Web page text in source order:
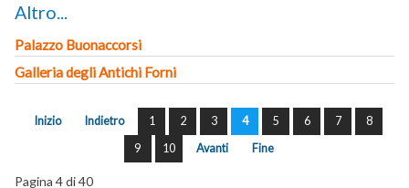
Altro...
Palazzo Buonaccorsi
Galleria degli Antichi Forni
Inizio Indietro 1 2 3 4 5 6 7
8
9
10 Avanti Fine
Pagina 4 di 40